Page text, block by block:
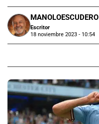
MANOLOESCUDERO
Escritor
18 noviembre 2023 - 10:54